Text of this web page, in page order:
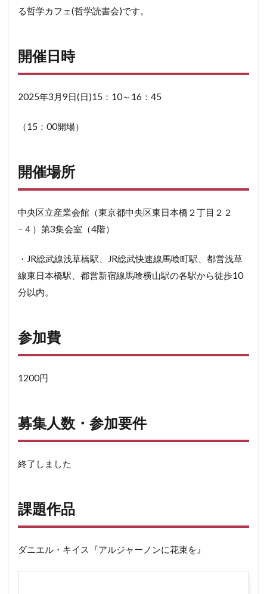
る哲学カフェ(哲学読書会)です。
開催日時
2025年3月9日(日)15：10～16：45
（15：00開場）
開催場所
中央区立産業会館（東京都中央区東日本橋２丁目２２
−４）第3集会室（4階）
・JR総武線浅草橋駅、JR総武快速線馬喰町駅、都営浅草
線東日本橋駅、都営新宿線馬喰横山駅の各駅から徒歩10
分以内。
参加費
1200円
募集人数・参加要件
終了しました
課題作品
ダニエル・キイス『アルジャーノンに花束を』